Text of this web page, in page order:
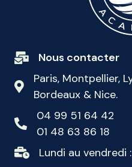
Nous contacter
Paris, Montpellier,
Bordeaux & Nice.
04 99 51 64 42
01 48 63 86 18
Lundi au vendredi